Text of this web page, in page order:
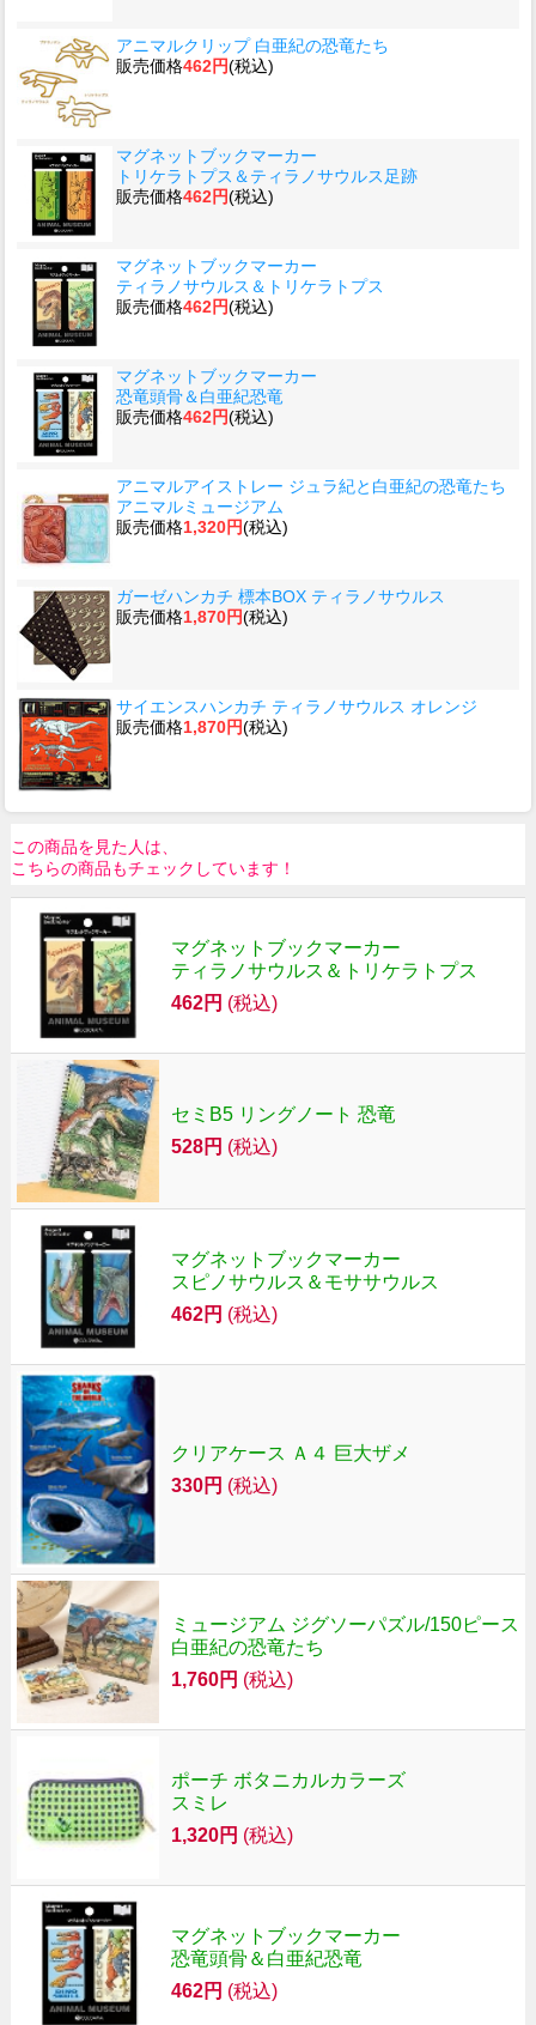
アニマルクリップ 白亜紀の恐竜たち
販売価格462円(税込)
マグネットブックマーカー
トリケラトプス＆ティラノサウルス足跡
販売価格462円(税込)
マグネットブックマーカー
ティラノサウルス＆トリケラトプス
販売価格462円(税込)
マグネットブックマーカー
恐竜頭骨＆白亜紀恐竜
販売価格462円(税込)
アニマルアイストレー ジュラ紀と白亜紀の恐竜たち
アニマルミュージアム
販売価格1,320円(税込)
ガーゼハンカチ 標本BOX ティラノサウルス
販売価格1,870円(税込)
サイエンスハンカチ ティラノサウルス オレンジ
販売価格1,870円(税込)
この商品を見た人は、
こちらの商品もチェックしています！
マグネットブックマーカー
ティラノサウルス＆トリケラトプス
462円 (税込)
セミB5 リングノート 恐竜
528円 (税込)
マグネットブックマーカー
スピノサウルス＆モササウルス
462円 (税込)
クリアケース Ａ４ 巨大ザメ
330円 (税込)
ミュージアム ジグソーパズル/150ピース
白亜紀の恐竜たち
1,760円 (税込)
ポーチ ボタニカルカラーズ
スミレ
1,320円 (税込)
マグネットブックマーカー
恐竜頭骨＆白亜紀恐竜
462円 (税込)